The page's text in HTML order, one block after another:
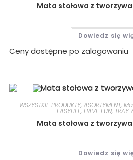
Mata stołowa z
Dowiedz się
Ceny dostępne po zalogowaniu
WSZYSTKIE PRODUKTY, ASORTYMENT,
EASYLIFE, HAVE FUN, TRAY
Mata stołowa z
Dowiedz się